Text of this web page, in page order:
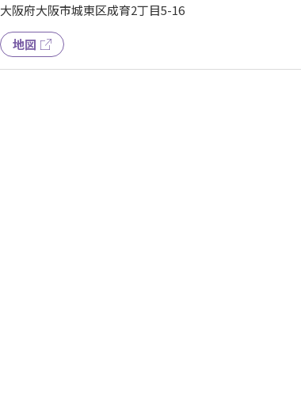
大阪府大阪市城東区成育2丁目5-16
地図